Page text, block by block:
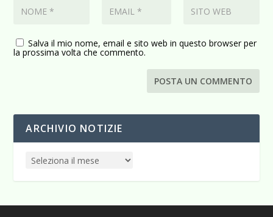
Salva il mio nome, email e sito web in questo browser per
la prossima volta che commento.
ARCHIVIO NOTIZIE